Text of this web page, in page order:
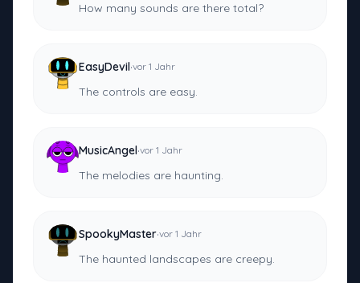
How many sounds are there total?
EasyDevil·vor 1 Jahr
The controls are easy.
MusicAngel·vor 1 Jahr
The melodies are haunting.
SpookyMaster·vor 1 Jahr
The haunted landscapes are creepy.